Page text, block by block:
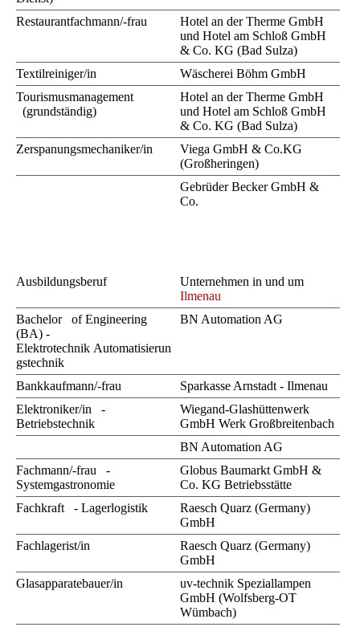
Restaurantfachmann/-frau
Hotel an der Therme GmbH
und Hotel am Schloß GmbH
& Co. KG (Bad Sulza)
Textilreiniger/in
Wäscherei Böhm GmbH
Tourismusmanagement
(grundständig)
Hotel an der Therme GmbH
und Hotel am Schloß GmbH
& Co. KG (Bad Sulza)
Zerspanungsmechaniker/in
Viega GmbH & Co.KG
(Großheringen)
Gebrüder Becker GmbH &
Co.
Ausbildungsberuf
Unternehmen in und um
Ilmenau
Bachelor of Engineering
(BA) -
Elektrotechnik Automatisierun
gstechnik
BN Automation AG
Bankkaufmann/-frau
Sparkasse Arnstadt - Ilmenau
Elektroniker/in -
Betriebstechnik
Wiegand-Glashüttenwerk
GmbH Werk Großbreitenbach
BN Automation AG
Fachmann/-frau -
Systemgastronomie
Globus Baumarkt GmbH &
Co. KG Betriebsstätte
Fachkraft - Lagerlogistik
Raesch Quarz (Germany)
GmbH
Fachlagerist/in
Raesch Quarz (Germany)
GmbH
Glasapparatebauer/in
uv-technik Speziallampen
GmbH (Wolfsberg-OT
Wümbach)